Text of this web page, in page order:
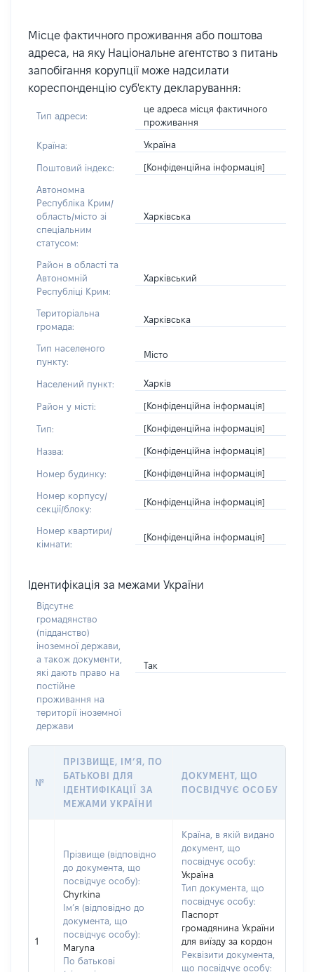
Місце фактичного проживання або поштова
адреса, на яку Національне агентство з питань
запобігання корупції може надсилати
кореспонденцію суб'єкту декларування:
Тип адреси:
це адреса місця фактичного
проживання
Країна: Україна
Поштовий індекс: [Конфіденційна інформація]
Автономна
Республіка Крим/
область/місто зі
спеціальним
статусом:
Харківська
Район в області та
Автономній
Республіці Крим:
Харківський
Територіальна
громада:
Харківська
Тип населеного
пункту:
Місто
Населений пункт: Харків
Район у місті: [Конфіденційна інформація]
Тип: [Конфіденційна інформація]
Назва: [Конфіденційна інформація]
Номер будинку: [Конфіденційна інформація]
Номер корпусу/
секції/блоку:
[Конфіденційна інформація]
Номер квартири/
кімнати:
[Конфіденційна інформація]
Ідентифікація за межами України
Відсутнє
громадянство
(підданство)
іноземної держави,
а також документи,
які дають право на
постійне
проживання на
території іноземної
держави
Так
№
ПРІЗВИЩЕ, ІМ’Я, ПО
БАТЬКОВІ ДЛЯ
ІДЕНТИФІКАЦІЇ ЗА
МЕЖАМИ УКРАЇНИ
ДОКУМЕНТ, ЩО
ПОСВІДЧУЄ ОСОБУ
1
Прізвище (відповідно
до документа, що
посвідчує особу):
Chyrkina
Ім’я (відповідно до
документа, що
посвідчує особу):
Maryna
По батькові
Країна, в якій видано
документ, що
посвідчує особу:
Україна
Тип документа, що
посвідчує особу:
Паспорт
громадянина України
для виїзду за кордон
Реквізити документа,
що посвідчує особу: